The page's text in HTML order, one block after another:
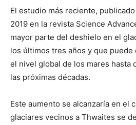
El estudio más reciente,
2019 en la revista Science
mayor parte del deshielo en el
los últimos tres años y que puede
el nivel global de los mares hasta
las próximas décadas.
Este aumento se alcanzaría en el
glaciares vecinos a Thwaites se